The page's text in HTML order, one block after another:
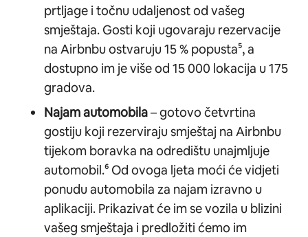
prtljage i točnu udaljenost od vašeg
smještaja. Gosti koji ugovaraju rezervacije
na Airbnbu ostvaruju 15 % popusta⁵, a
dostupno im je više od 15 000 lokacija u 175
gradova.
Najam automobila– gotovo četvrtina
gostiju koji rezerviraju smještaj na Airbnbu
tijekom boravka na odredištu unajmljuje
automobil.⁶ Od ovoga ljeta moći će vidjeti
ponudu automobila za najam izravno u
aplikaciji. Prikazivat će im se vozila u blizini
vašeg smještaja i predložiti ćemo im